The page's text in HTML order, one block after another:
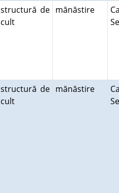
structură de
cult
mănăstire
structură de
cult
mănăstire